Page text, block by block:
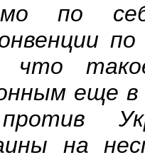
по
что
еще
против
на